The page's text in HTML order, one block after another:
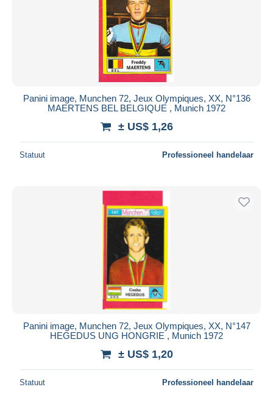
Panini image, Munchen 72, Jeux Olympiques, XX, N°136
MAERTENS BEL BELGIQUE , Munich 1972
± US$ 1,26
Statuut Professioneel handelaar
Panini image, Munchen 72, Jeux Olympiques, XX, N°147
HEGEDUS UNG HONGRIE , Munich 1972
± US$ 1,20
Statuut Professioneel handelaar